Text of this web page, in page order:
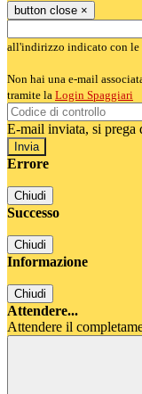
button close ×
all'indirizzo indicato con le
Non hai una e-mail
tramite la Login Spaggiari
E-mail inviata, si prega
Errore
Chiudi
Successo
Chiudi
Informazione
Chiudi
Attendere...
Attendere il